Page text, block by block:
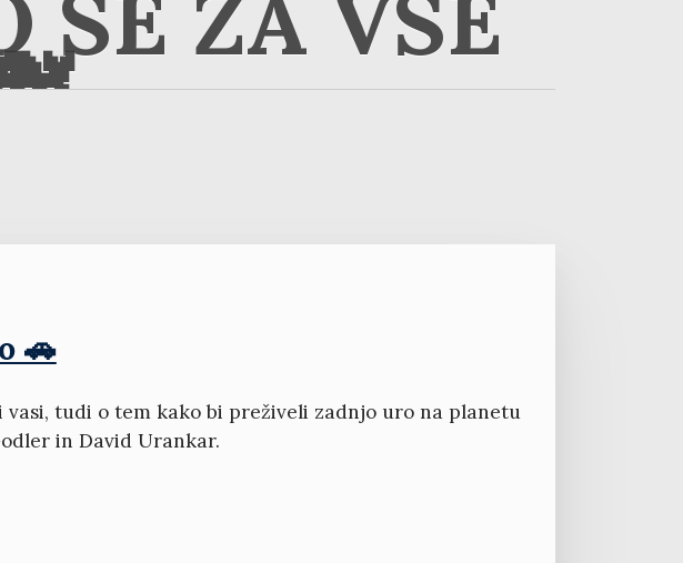
🚗
tudi o tem kako bi preživeli zadnjo uro na planetu
in David Urankar.